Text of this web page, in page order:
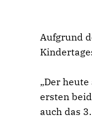
Aufgrund
Der heute
ersten
auch das